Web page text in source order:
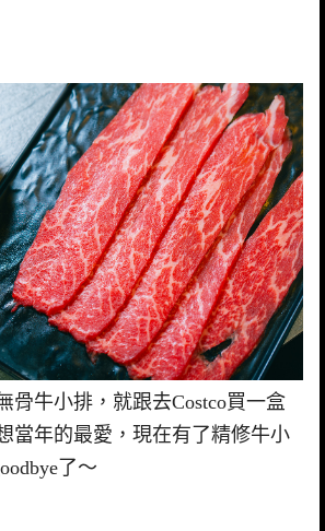
骨牛小排，就跟去Costco買一盒
當年的最愛，現在有了精修牛小
了～